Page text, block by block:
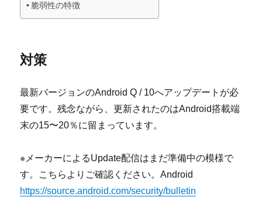
脆弱性の特徴
対策
最新バージョンのAndroid Q / 10へアップデートが必
要です。残念ながら、更新されたのはAndroid搭載端
末の15〜20％に留まっています。
※メーカーによるUpdate配信はまだ準備中の模様で
す。こちらよりご確認ください。Android
https://source.android.com/security/bulletin